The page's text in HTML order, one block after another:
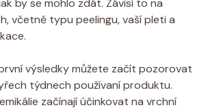
včetně typu ⁤peelingu, vaší pleti a
výsledky můžete začít pozorovat
‍týdnech ⁤používaní produktu.
začínají účinkovat na​ vrchní